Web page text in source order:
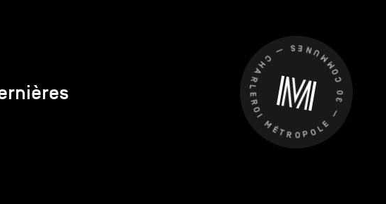
CHARLEROI MÉTROPOLE — 30 COMMUNES —